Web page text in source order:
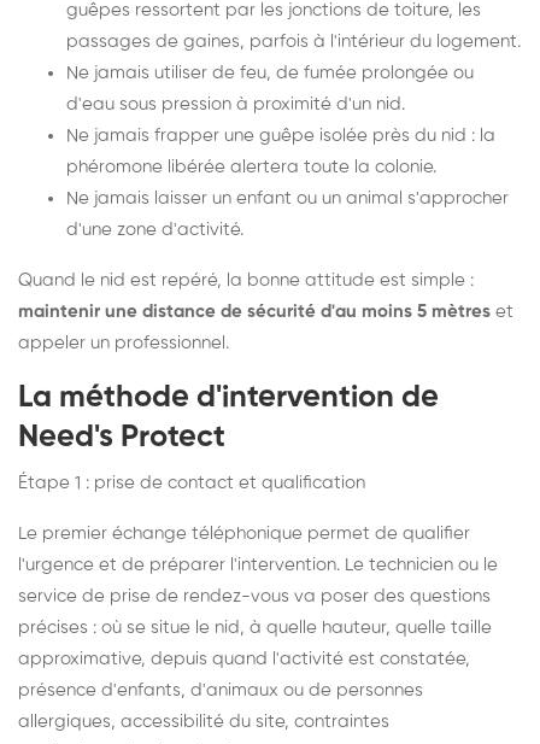
guêpes ressortent par les jonctions de toiture, les
passages de gaines, parfois à l'intérieur du logement.
Ne jamais utiliser de feu, de fumée prolongée ou
d'eau sous pression à proximité d'un nid.
Ne jamais frapper une guêpe isolée près du nid : la
phéromone libérée alertera toute la colonie.
Ne jamais laisser un enfant ou un animal s'approcher
d'une zone d'activité.
Quand le nid est repéré, la bonne attitude est simple :
maintenir une distance de sécurité d'au moins 5 mètres et
appeler un professionnel.
La méthode d'intervention de
Need's Protect
Étape 1 : prise de contact et qualification
Le premier échange téléphonique permet de qualifier
l'urgence et de préparer l'intervention. Le technicien ou le
service de prise de rendez-vous va poser des questions
précises : où se situe le nid, à quelle hauteur, quelle taille
approximative, depuis quand l'activité est constatée,
présence d'enfants, d'animaux ou de personnes
allergiques, accessibilité du site, contraintes